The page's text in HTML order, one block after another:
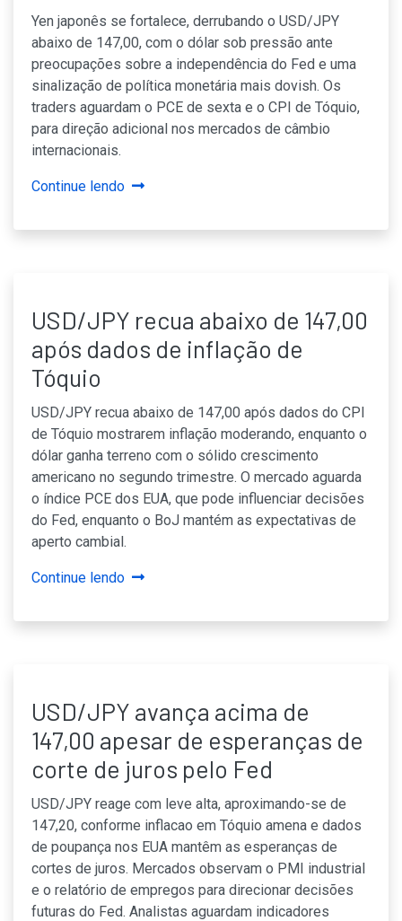
Yen japonês se fortalece, derrubando o USD/JPY
abaixo de 147,00, com o dólar sob pressão ante
preocupações sobre a independência do Fed e uma
sinalização de política monetária mais dovish. Os
traders aguardam o PCE de sexta e o CPI de Tóquio,
para direção adicional nos mercados de câmbio
internacionais.
Continue lendo
USD/JPY recua abaixo de 147,00
após dados de inflação de
Tóquio
USD/JPY recua abaixo de 147,00 após dados do CPI
de Tóquio mostrarem inflação moderando, enquanto o
dólar ganha terreno com o sólido crescimento
americano no segundo trimestre. O mercado aguarda
o índice PCE dos EUA, que pode influenciar decisões
do Fed, enquanto o BoJ mantém as expectativas de
aperto cambial.
Continue lendo
USD/JPY avança acima de
147,00 apesar de esperanças de
corte de juros pelo Fed
USD/JPY reage com leve alta, aproximando-se de
147,20, conforme inflacao em Tóquio amena e dados
de poupança nos EUA mantêm as esperanças de
cortes de juros. Mercados observam o PMI industrial
e o relatório de empregos para direcionar decisões
futuras do Fed. Analistas aguardam indicadores